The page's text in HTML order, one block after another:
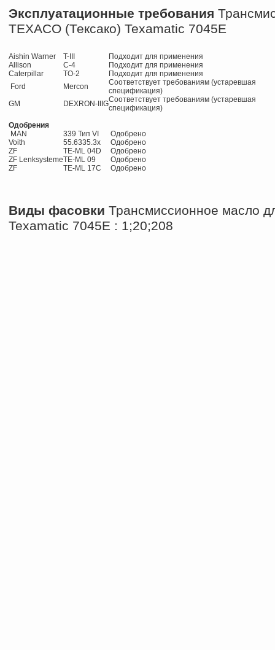
Эксплуатационные требования
TEXACO (Тексако) Texamatic 7045E
Aishin Warner T-III
Подходит для применения
Allison
C-4
Подходит для применения
Caterpillar
TO-2
Подходит для применения
Ford
Mercon
Соответствует требованиям (устаревшая
спецификация)
GM
DEXRON-IIIGСоответствует требованиям (устаревшая
спецификация)
Одобрения
MAN
339 Тип VI
Одобрено
Voith
55.6335.3x
Одобрено
ZF
TE-ML 04D
Одобрено
ZF LenksystemeTE-ML 09
Одобрено
ZF
TE-ML 17C Одобрено
Виды фасовки Трансмиссионное масло
Texamatic 7045E : 1;20;208